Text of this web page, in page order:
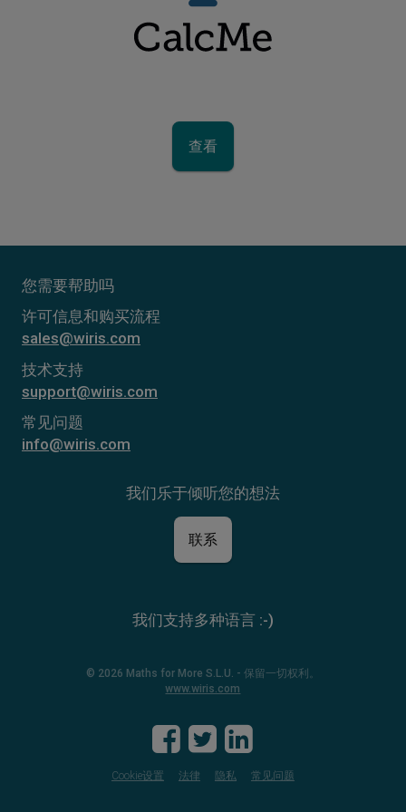
查看
您需要帮助吗
许可信息和购买流程
sales@wiris.com
技术支持
support@wiris.com
常见问题
info@wiris.com
我们乐于倾听您的想法
联系
我们支持多种语言 :-)
© 2026 Maths for More S.L.U. - 保留一切权利。
www.wiris.com
Cookie设置 法律 隐私 常见问题